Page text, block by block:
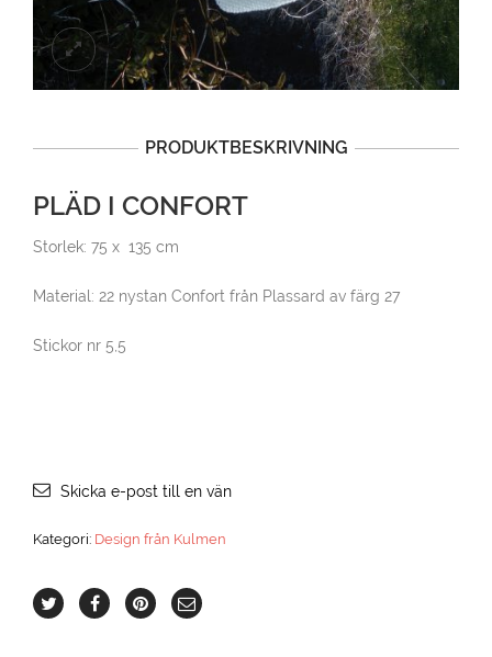
PRODUKTBESKRIVNING
PLÄD I CONFORT
Storlek: 75 x 135 cm
Material: 22 nystan Confort från Plassard av färg 27
Stickor nr 5,5
Skicka e-post till en vän
Kategori: Design från Kulmen